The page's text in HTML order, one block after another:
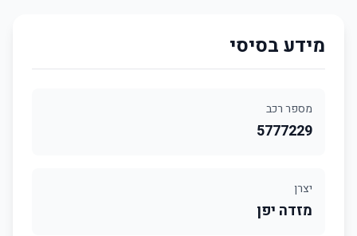
מידע בסיסי
מספר רכב
5777229
יצרן
מזדה יפן